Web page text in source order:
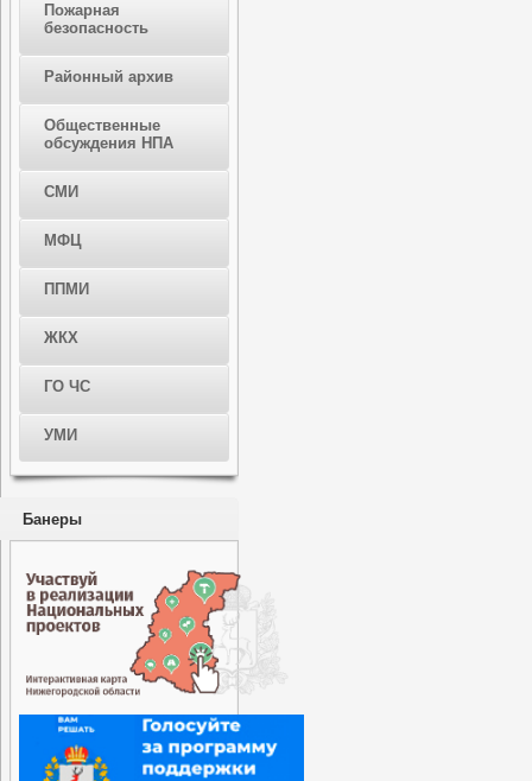
Пожарная
безопасность
Районный архив
Общественные
обсуждения НПА
СМИ
МФЦ
ППМИ
ЖКХ
ГО ЧС
УМИ
Банеры